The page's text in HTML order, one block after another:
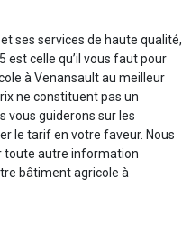
ses services de haute qualité,
est celle qu’il vous faut pour
à Venansault au meilleur
ne constituent pas un
vous guiderons sur les
le tarif en votre faveur. Nous
toute autre information
bâtiment agricole à